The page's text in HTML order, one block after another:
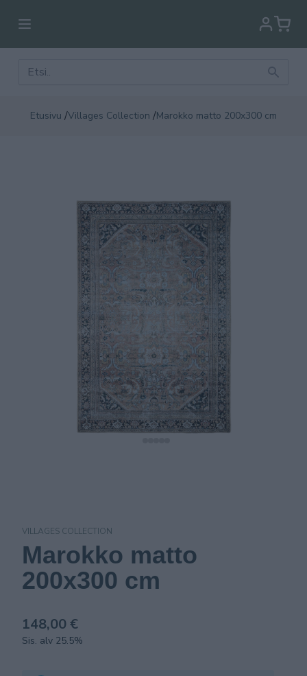
Etusivu /Villages Collection /Marokko matto 200x300 cm
VILLAGES COLLECTION
Marokko matto
200x300 cm
148,00 €
Sis. alv 25.5%